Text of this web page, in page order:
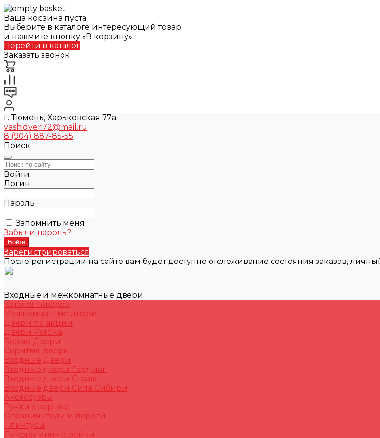
Ваша корзина пуста
Выберите в каталоге интересующий товар
и нажмите кнопку «В корзину».
Перейти в каталог
Заказать звонок
г. Тюмень, Харьковская 77а
vashidveri72@mail.ru
8 (904) 887-85-55
Поиск
Войти
Логин
Пароль
Запомнить меня
Забыли пароль?
Зарегистрироваться
После регистрации на сайте вам будет доступно отслеживание состояния заказов,
Входные и межкомнатные двери
Каталог товаров
Межкомнатные двери
Двери по акции
Двери Portika
Белые Двери
Скрытые двери
Входные Двери
Входные двери Гардиан
Входные двери Страж
Входные двери Сила Сибири
Аксессуары
Ручки дверные
Ограничители и пороги
Плинтусы
Декоративные рейки